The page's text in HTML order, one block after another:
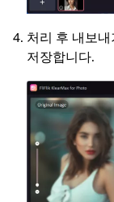
처리 후 내보
저장합니다.